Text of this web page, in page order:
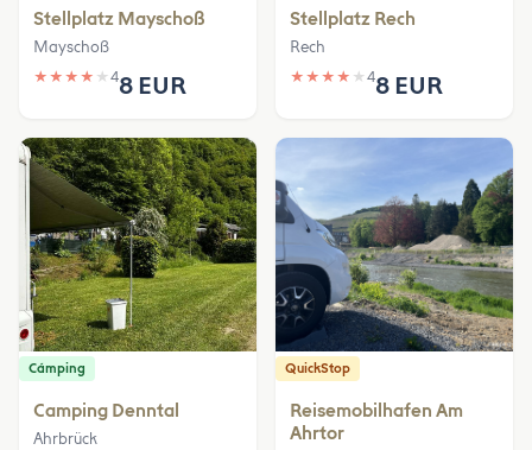
Stellplatz Mayschoß
Mayschoß
★ ★ ★ ★ ★ 48 EUR
Stellplatz Rech
Rech
★ ★ ★ ★ ★ 48 EUR
Cámping
Camping Denntal
Ahrbrück
QuickStop
Reisemobilhafen Am
Ahrtor